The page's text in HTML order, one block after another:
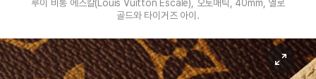
루이 비통 에스칼(Louis Vuitton Escale), 오토매틱, 40mm, 옐로
골드와 타이거즈 아이.